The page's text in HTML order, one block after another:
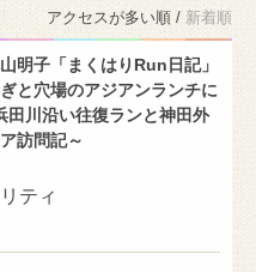
アクセスが多い順 / 新着順
明子「まくはりRun日記」
と穴場のアジアンランチに
田川沿い往復ランと神田外
訪問記～
ティ